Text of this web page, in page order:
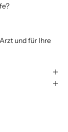
und für Ihre